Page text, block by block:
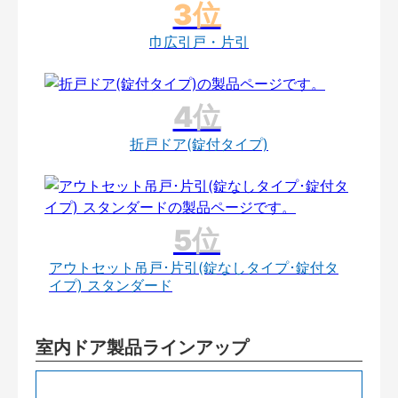
巾広引戸・片引
折戸ドア(錠付タイプ)
アウトセット吊戸･片引(錠なしタイプ･錠付タ
イプ) スタンダード
室内ドア製品ラインアップ